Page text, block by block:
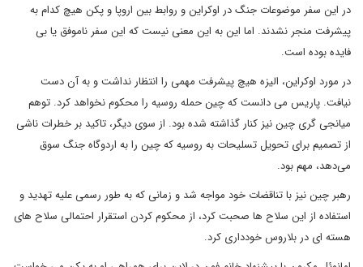
در این سفر موضوعات جنگ در اوکراین و روابط بین اروپا و پکن هیچ کدام به
پیشرفت منجر نشدند. اما این به این معنی نیست که این سفر ناموفق یا بی
فایده بوده است.
در مورد اوکراین، الیزه هیچ پیشرفت مهمی را انتظار نداشت و به آن دست
نیافت. پاریس می دانست که چین حمله روسیه را محکوم نخواهد کرد. توهم
میانجی گری چین نیز کنار گذاشته شده بود. از سوی دیگر، تاکید بر خطرات ناشی
از تصمیم برای تحویل تسلیحات به روسیه که چین را به اردوگاه جنگ سوق
می‌دهد، مهم بود.
رهبر چین نیز با تناقضات خود مواجه شد و زمانی که به طور رسمی علیه تهدید و
استفاده از این سلاح ها صحبت کرد، از محکوم کردن استقرار احتمالی سلاح های
هسته ای در بلاروس خودداری کرد.